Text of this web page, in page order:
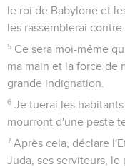
le roi de Babylone et
les rassemblerai
5 Ce sera moi-même
ma main et la force de
grande indignation.
6 Je tuerai les
mourront d'une peste
7 Après cela, déclare
Juda, ses serviteurs,